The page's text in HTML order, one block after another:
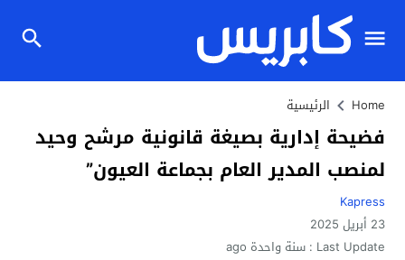
Home الرئيسية
فضيحة إدارية بصيغة قانونية مرشح وحيد
لمنصب المدير العام بجماعة العيون”
Kapress
23 أبريل 2025
Last Update : سنة واحدة ago